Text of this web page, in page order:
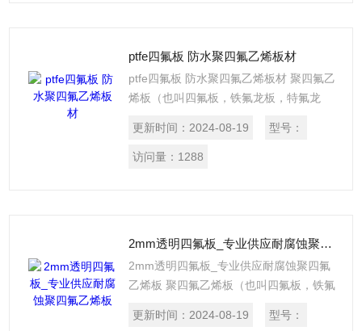
ptfe四氟板 防水聚四氟乙烯板材
ptfe四氟板 防水聚四氟乙烯板材 聚四氟乙
烯板（也叫四氟板，铁氟龙板，特氟龙
氟乙烯树脂在常温下用模压法成型，再经
烧结、冷却而制成
更新时间： 2024-08-19 型号：
访问量： 1288
2mm透明四氟板_专业供应耐腐蚀聚四氟乙烯板
2mm透明四氟板_专业供应耐腐蚀聚四氟
乙烯板 聚四氟乙烯板（也叫四氟板，铁氟
压板是由聚四氟乙烯树脂在常温下用模压
更新时间： 2024-08-19 型号：